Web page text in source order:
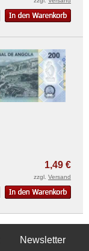
1,49 €
zzgl. Versand
Newsletter